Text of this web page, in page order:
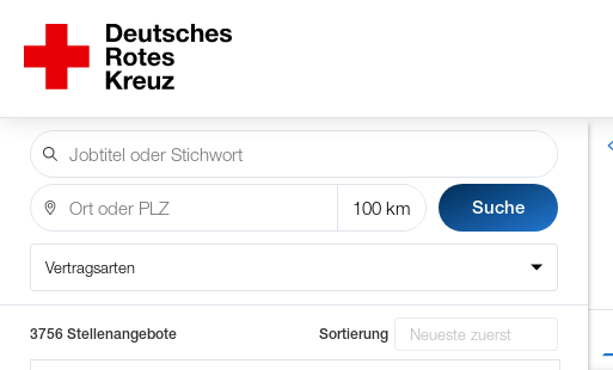
Suche
Vertragsarten
3756 Stellenangebote Sortierung